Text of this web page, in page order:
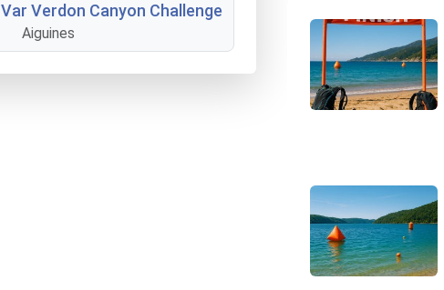
Var Verdon Canyon Challenge
Aiguines